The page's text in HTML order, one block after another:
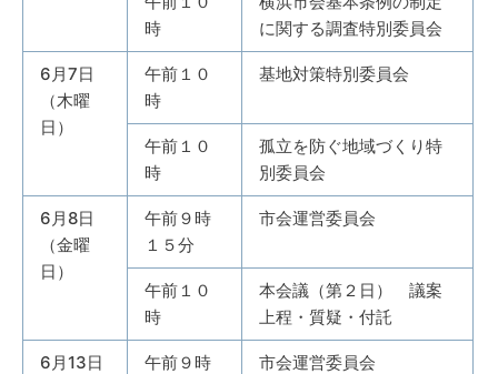
時
に関する調査特別委員会
6月7日
（木曜
日）
午前１０
時
基地対策特別委員会
午前１０
時
孤立を防ぐ地域づくり特
別委員会
6月8日
（金曜
日）
午前９時
１５分
市会運営委員会
午前１０
時
本会議（第２日） 議案
上程・質疑・付託
6月13日
午前９時
市会運営委員会